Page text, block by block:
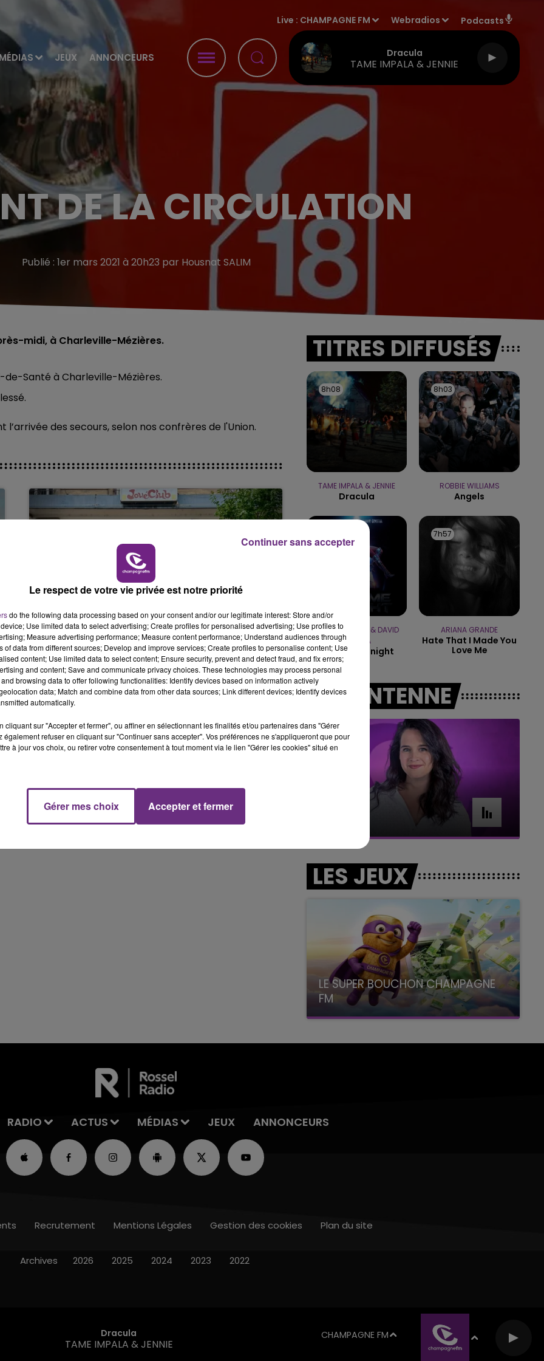
MÉDIAS JEUX ANNONCEURS
Live : CHAMPAGNE FM Webradios Podcasts
Dracula
TAME IMPALA & JENNIE
11h00 - 16h00
LE WEEK-END CHAMPAGNE FM
16h00 - 20h00
LE WEEK-END CHAMPAGNE FM
DE LA CIRCULATION
Publié : 1er mars 2021 à 20h23 par Housnat SALIM
midi, à Charleville-Mézières.
de-Santé à Charleville-Mézières.
l’arrivée des secours, selon nos confrères de l'Union.
LE MAGASIN JOUÉCLUB DE REIMS FERME
SES PORTES
C'était l'une des institutions du centre-ville
rémois. Le magasin JouéClub est contraint de
fermer ses portes.
TITRES DIFFUSÉS
8h08
8h08
TAME IMPALA & JENNIE
Dracula
8h03
8h03
ROBBIE WILLIAMS
Angels
JENNIFER LOPEZ & DAVID
GUETTA
Save Me Tonight
7h57
7h57
ARIANA GRANDE
Hate That I Made You
Love Me
A L'ANTENNE
16h00 - 20h00
Le Week-end Champagne FM
LES JEUX
LE SUPER BOUCHON CHAMPAGNE
FM
avec La Famille Champagne FM, à 8H10
RADIO ACTUS MÉDIAS JEUX ANNONCEURS
Dracula
TAME IMPALA & JENNIE
CHAMPAGNE FM
Recrutement Mentions Légales Gestion des cookies Plan du site
Archives 2026 2025 2024 2023 2022
Le respect de votre vie privée est notre priorité
do the following data processing based on your consent and/or our legitimate interest: Store and/or
Use limited data to select advertising; Create profiles for personalised advertising; Use profiles to
Measure advertising performance; Measure content performance; Understand audiences through
of data from different sources; Develop and improve services; Create profiles to personalise content; Use
content; Use limited data to select content; Ensure security, prevent and detect fraud, and fix errors;
and content; Save and communicate privacy choices. These technologies may process personal
browsing data to offer following functionalities: Identify devices based on information actively
data; Match and combine data from other data sources; Link different devices; Identify devices
automatically.
cliquant sur "Accepter et fermer", ou affiner en sélectionnant les finalités et/ou partenaires dans "Gérer
également refuser en cliquant sur "Continuer sans accepter". Vos préférences ne s'appliqueront que pour
à jour vos choix, ou retirer votre consentement à tout moment via le lien "Gérer les cookies" situé en
Gérer mes choix Accepter et fermer
Continuer sans accepter